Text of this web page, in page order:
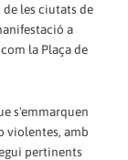
les ciutats de
a
la Plaça de
s'emmarquen
violentes, amb
pertinents